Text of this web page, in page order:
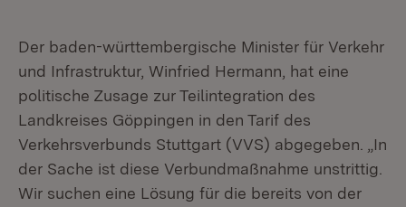
Der baden-württembergische Minister für Verkehr
und Infrastruktur, Winfried Hermann, hat eine
politische Zusage zur Teilintegration des
Landkreises Göppingen in den Tarif des
Verkehrsverbunds Stuttgart (VVS) abgegeben. „In
der Sache ist diese Verbundmaßnahme unstrittig.
Wir suchen eine Lösung für die bereits von der